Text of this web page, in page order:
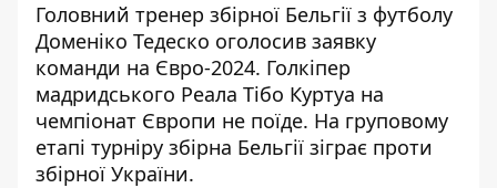
Головний тренер збірної Бельгії з футболу
Доменіко Тедеско оголосив заявку
команди на Євро-2024. Голкіпер
мадридського Реала Тібо Куртуа на
чемпіонат Європи не поїде. На груповому
етапі турніру збірна Бельгії зіграє проти
збірної України.